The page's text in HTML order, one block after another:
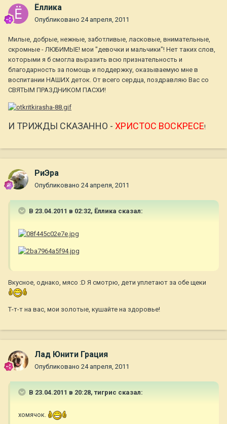
Ёллика
Опубликовано 24 апреля, 2011
Милые, добрые, нежные, заботливые, ласковые, внимательные,
скромные - ЛЮБИМЫЕ! мои "девочки и мальчики"! Нет таких слов,
которыми я б смогла выразить всю признательность и
благодарность за помощь и поддержку, оказываемую мне в
воспитании НАШИХ деток. От всего сердца, поздравляю Вас со
СВЯТЫМ ПРАЗДНИКОМ ПАСХИ!
И ТРИЖДЫ СКАЗАННО - ХРИСТОС ВОСКРЕСЕ!
РиЭра
Опубликовано 24 апреля, 2011
В 23.04.2011 в 02:32, Ёллика сказал:
Вкусное, однако, мясо :D Я смотрю, дети уплетают за обе щеки
Т-т-т на вас, мои золотые, кушайте на здоровье!
Лад Юнити Грация
Опубликовано 24 апреля, 2011
В 23.04.2011 в 20:28, тигрис сказал:
хомячок.